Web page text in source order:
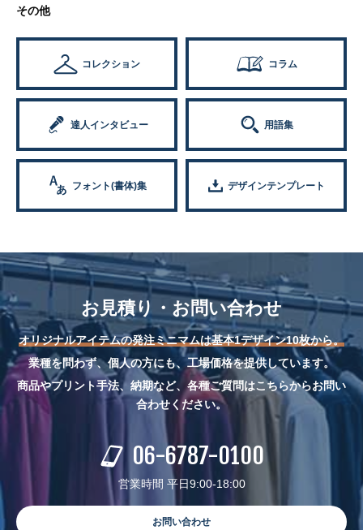
その他
コレクション コラム
達人インタビュー 用語集
フォント(書体)集 デザインテンプレート
お見積り・お問い合わせ
オリジナルアイテムの発注ミニマムは基本1デザイン10枚から。
業種を問わず、個人の方にも、工場価格を提供しています。
商品やプリント手法、納期など、各種ご質問はこちらからお問い
合わせください。
06-6787-0100
営業時間 平日9:00-18:00
お問い合わせ